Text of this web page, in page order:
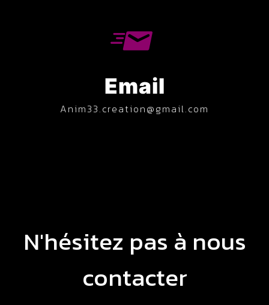
Email
anim33.creation@gmail.com
N'hésitez pas à nous
contacter